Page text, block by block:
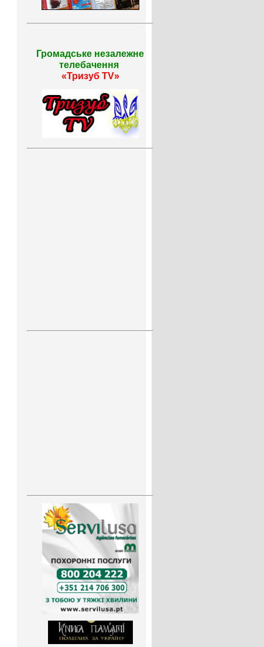
Громадське незалежне
телебачення
«Тризуб TV»